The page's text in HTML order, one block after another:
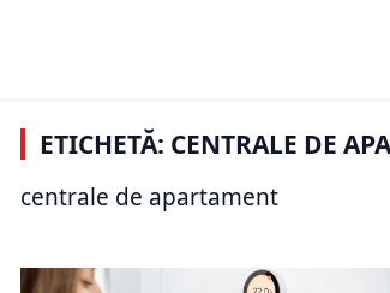
ETICHETĂ: CENTRALE DE
centrale de apartament
Neptun Deep. PSD: Parlamentul a
eliminat obligația înlocuirii sobelor
și a menținut centralele de